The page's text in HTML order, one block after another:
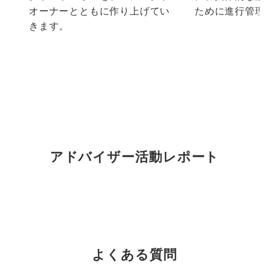
オーナーとともに作り上げてい
きます。
ために進行管
アドバイザー活動レポート
よくある質問